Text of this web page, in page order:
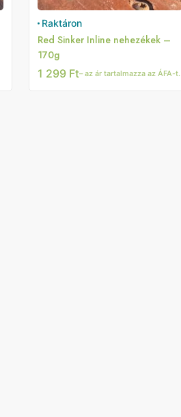
Raktáron
Red Sinker Inline nehezékek –
170g
1 299 Ft– az ár tartalmazza az ÁFA-t.